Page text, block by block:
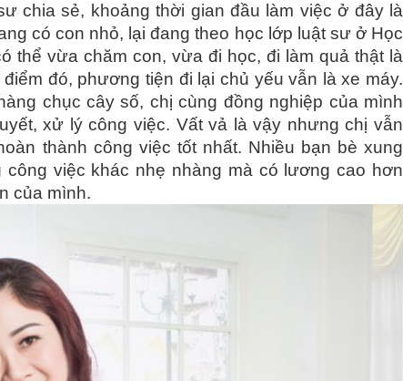
chia sẻ, khoảng thời gian đầu làm việc ở đây là
có con nhỏ, lại đang theo học lớp luật sư ở Học
thể vừa chăm con, vừa đi học, đi làm quả thật là
đó, phương tiện đi lại chủ yếu vẫn là xe máy.
chục cây số, chị cùng đồng nghiệp của mình
xử lý công việc. Vất vả là vậy nhưng chị vẫn
thành công việc tốt nhất. Nhiều bạn bè xung
việc khác nhẹ nhàng mà có lương cao hơn
của mình.